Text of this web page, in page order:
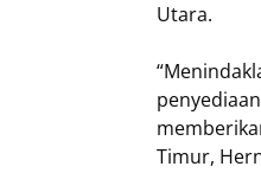
Utara.
Timur,